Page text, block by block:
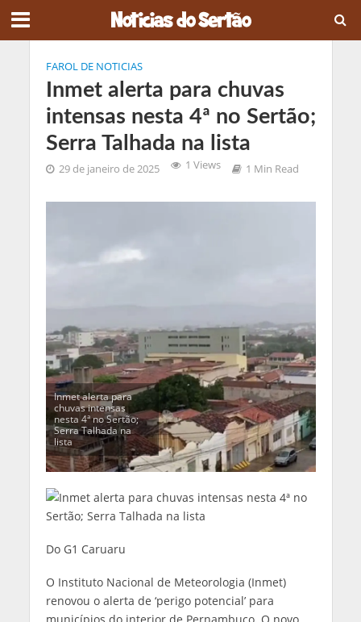
FAROL DE NOTICIAS
Inmet alerta para chuvas
intensas nesta 4ª no Sertão;
Serra Talhada na lista
29 de janeiro de 2025 1 Views 1 Min Read
Inmet alerta para
chuvas intensas
nesta 4ª no Sertão;
Serra Talhada na
lista
Do G1 Caruaru
O Instituto Nacional de Meteorologia (Inmet)
renovou o alerta de ‘perigo potencial’ para